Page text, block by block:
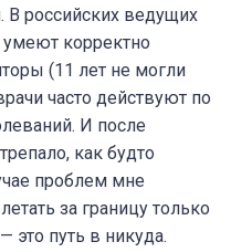
В российских ведущих
умеют корректно
(11 лет не могли
часто действуют по
И после
как будто
проблем мне
за границу только
это путь в никуда.